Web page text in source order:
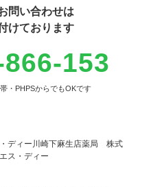
問い合わせは
けております
153
・PHPSからでもOKです
ディー川崎下麻生店薬局 株式
ス・ディー